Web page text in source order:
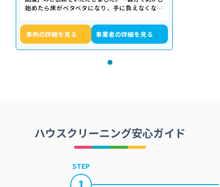
始めたら床がベタベタになり、手に負えなくなっ
事例の詳細を見る 事業者の詳細を見る
ハウスクリーニング安心ガイド
STEP